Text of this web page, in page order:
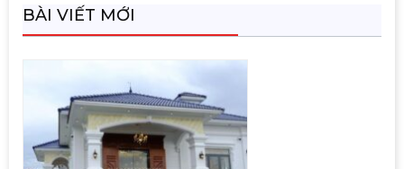
BÀI VIẾT MỚI